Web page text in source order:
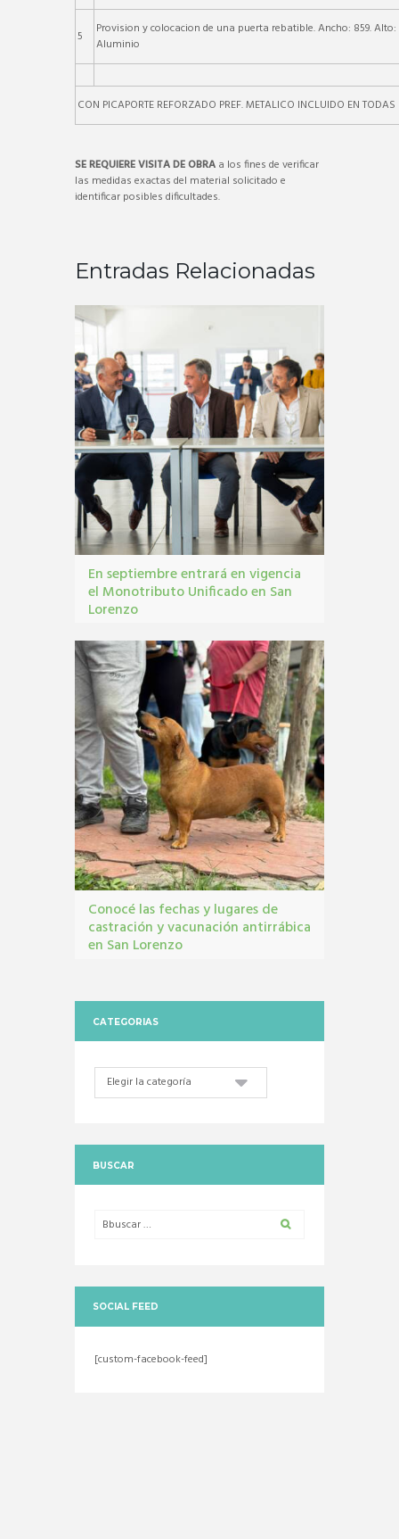
5
Provision y colocacion de una puerta rebatible. Ancho: 859.
Aluminio
CON PICAPORTE REFORZADO PREF. METALICO INCLUIDO EN TODAS
SE REQUIERE VISITA DE OBRA a los fines de verificar
las medidas exactas del material solicitado e
identificar posibles dificultades.
Entradas Relacionadas
En septiembre entrará en vigencia
el Monotributo Unificado en San
Lorenzo
Unificado
Conocé las fechas y lugares de
castración y vacunación antirrábica
en San Lorenzo
CATEGORIAS
Categorias
BUSCAR
SOCIAL FEED
[custom-facebook-feed]